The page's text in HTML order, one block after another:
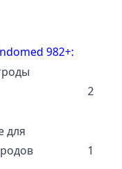
982+:
2
для
1